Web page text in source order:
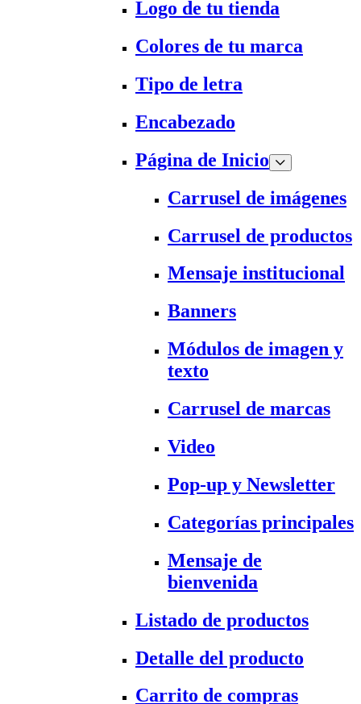
Logo de tu tienda
Colores de tu marca
Tipo de letra
Encabezado
Página de Inicio
Carrusel de imágenes
Carrusel de productos
Mensaje institucional
Banners
Módulos de imagen y
texto
Carrusel de marcas
Video
Pop-up y Newsletter
Categorías principales
Mensaje de
bienvenida
Listado de productos
Detalle del producto
Carrito de compras